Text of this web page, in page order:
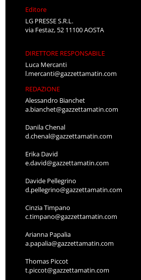
Editore
LG PRESSE S.R.L.
via Festaz, 52 11100 AOSTA
DIRETTORE RESPONSABILE
Luca Mercanti
l.mercanti@gazzettamatin.com
REDAZIONE
Alessandro Bianchet
a.bianchet@gazzettamatin.com
Danila Chenal
d.chenal@gazzettamatin.com
Erika David
e.david@gazzettamatin.com
Davide Pellegrino
d.pellegrino@gazzettamatin.com
Cinzia Timpano
c.timpano@gazzettamatin.com
Arianna Papalia
a.papalia@gazzettamatin.com
Thomas Piccot
t.piccot@gazzettamatin.com